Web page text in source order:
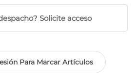
Solicite acceso
Para Marcar Artículos